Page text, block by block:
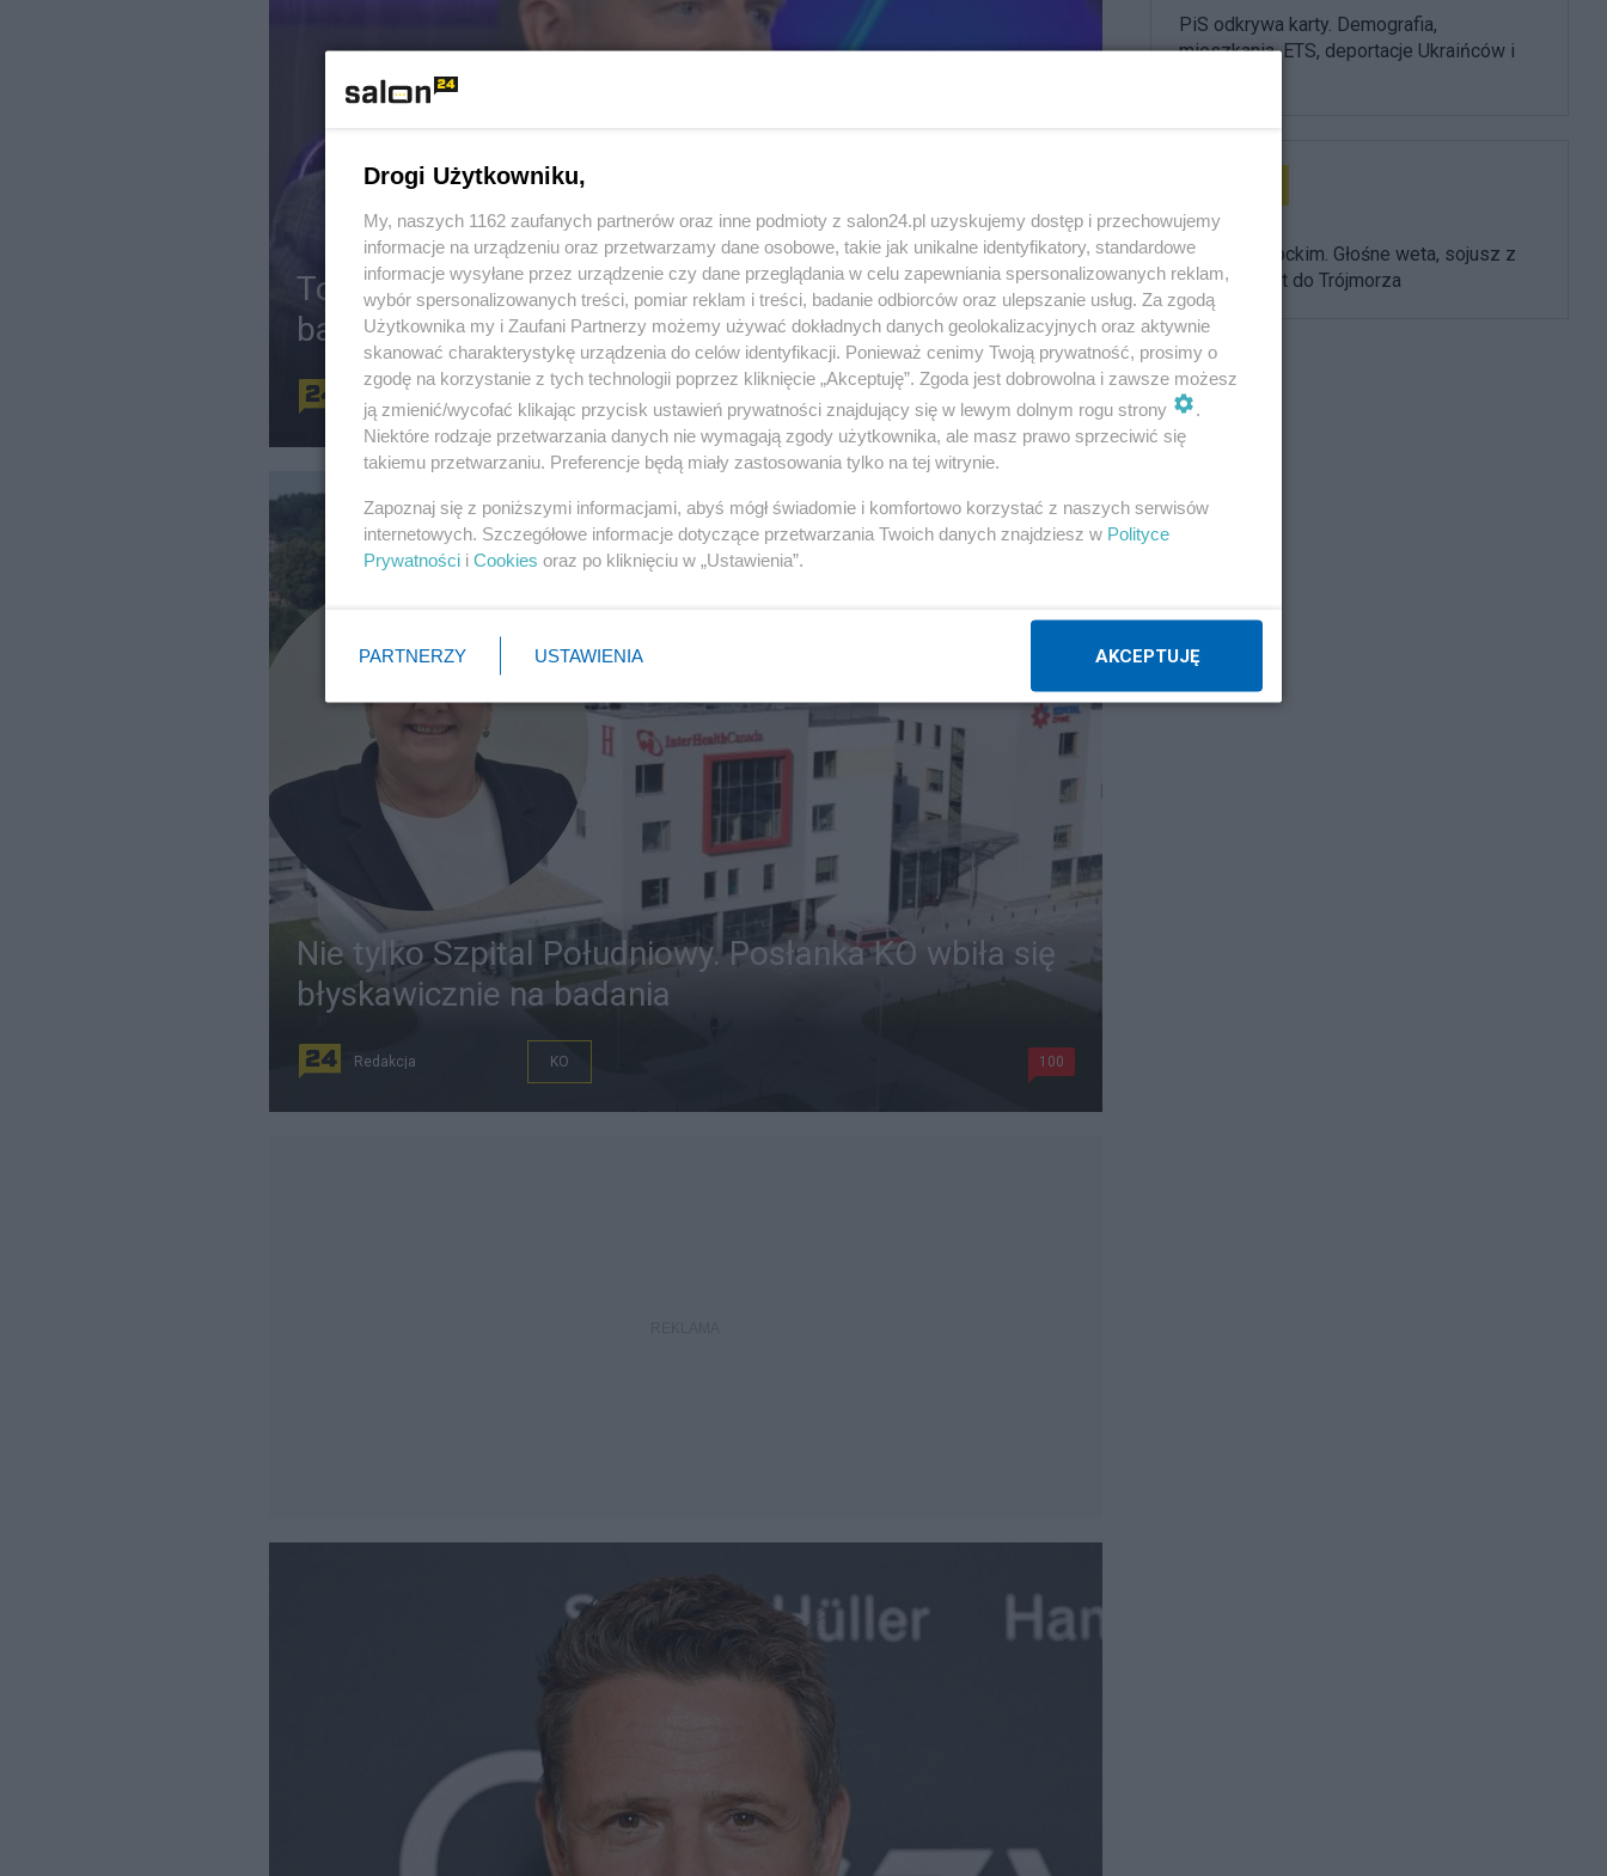
Tomograf na denacie? Arłukowicz porównał to do
badania Tutanchamona
Nie tylko Szpital Południowy. Posłanka KO wbiła się
błyskawicznie na badania
Redakcja KO 100
PiS odkrywa karty. Demografia,
mieszkania, ETS, deportacje Ukraińców i
Rok z Nawrockim. Głośne weta, sojusz z
USA i powrót do Trójmorza
Drogi Użytkowniku,
My, naszych 1162 zaufanych partnerów oraz inne podmioty z salon24.pl uzyskujemy dostęp i przechowujemy
informacje na urządzeniu oraz przetwarzamy dane osobowe, takie jak unikalne identyfikatory, standardowe
informacje wysyłane przez urządzenie czy dane przeglądania w celu zapewniania spersonalizowanych reklam,
wybór spersonalizowanych treści, pomiar reklam i treści, badanie odbiorców oraz ulepszanie usług. Za zgodą
Użytkownika my i Zaufani Partnerzy możemy używać dokładnych danych geolokalizacyjnych oraz aktywnie
skanować charakterystykę urządzenia do celów identyfikacji. Ponieważ cenimy Twoją prywatność, prosimy o
zgodę na korzystanie z tych technologii poprzez kliknięcie „Akceptuję”. Zgoda jest dobrowolna i zawsze możesz
ją zmienić/wycofać klikając przycisk ustawień prywatności znajdujący się w lewym dolnym rogu strony
.
Niektóre rodzaje przetwarzania danych nie wymagają zgody użytkownika, ale masz prawo sprzeciwić się
takiemu przetwarzaniu. Preferencje będą miały zastosowania tylko na tej witrynie.
Zapoznaj się z poniższymi informacjami, abyś mógł świadomie i komfortowo korzystać z naszych serwisów
internetowych. Szczegółowe informacje dotyczące przetwarzania Twoich danych znajdziesz w Polityce
Prywatności i Cookies oraz po kliknięciu w „Ustawienia”.
PARTNERZY USTAWIENIA AKCEPTUJĘ